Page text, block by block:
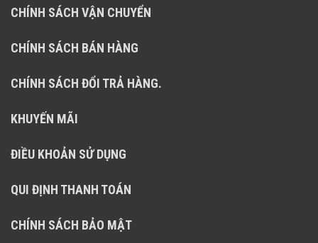
CHÍNH SÁCH VẬN CHUYỂN
CHÍNH SÁCH BÁN HÀNG
CHÍNH SÁCH ĐỔI TRẢ HÀNG.
KHUYẾN MÃI
ĐIỀU KHOẢN SỬ DỤNG
QUI ĐỊNH THANH TOÁN
CHÍNH SÁCH BẢO MẬT